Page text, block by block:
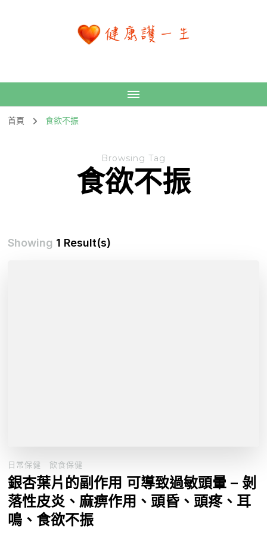
首頁 食欲不振
Browsing Tag
食欲不振
Showing 1 Result(s)
日常保健 飲食保健
銀杏葉片的副作用 可導致過敏頭暈 – 剝
落性皮炎、麻痹作用、頭昏、頭疼、耳
鳴、食欲不振